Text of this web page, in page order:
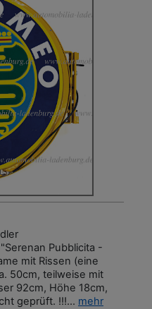
Pubblicita -
mit Rissen (eine
50cm, teilweise mit
92cm, Höhe 18cm,
geprüft. !!!... mehr